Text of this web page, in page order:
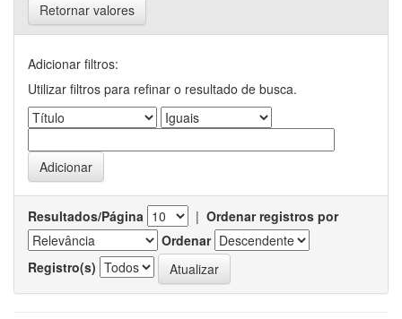
Retornar valores
Adicionar filtros:
Utilizar filtros para refinar o resultado de busca.
Resultados/Página | Ordenar registros por
Ordenar
Registro(s)